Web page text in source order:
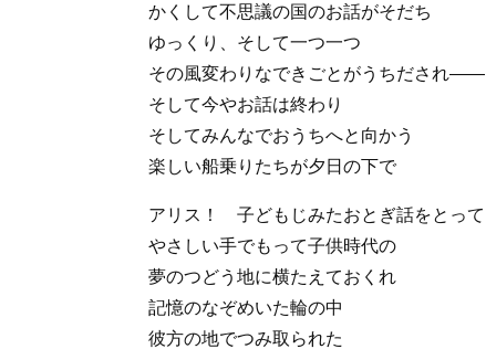
かくして不思議の国のお話がそだち
ゆっくり、そして一つ一つ
その風変わりなできごとがうちだされ――
そして今やお話は終わり
そしてみんなでおうちへと向かう
楽しい船乗りたちが夕日の下で
アリス！ 子どもじみたおとぎ話をとって
やさしい手でもって子供時代の
夢のつどう地に横たえておくれ
記憶のなぞめいた輪の中
彼方の地でつみ取られた